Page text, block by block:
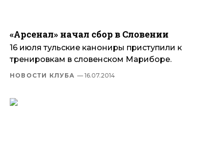
«Арсенал» начал сбор в Словении
16 июля тульские канониры приступили к
тренировкам в словенском Мариборе.
НОВОСТИ КЛУБА — 16.07.2014